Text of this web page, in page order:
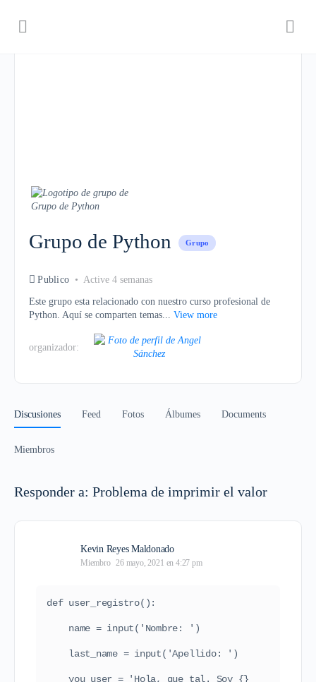
Grupo de Python Grupo
Publico Active 4 semanas
Este grupo esta relacionado con nuestro curso profesional de
Python. Aquí se comparten temas... View more
organizador:
Discusiones Feed Fotos Álbumes Documents
Miembros
Responder a: Problema de imprimir el valor
Kevin Reyes Maldonado
Miembro 26 mayo, 2021 en 4:27 pm
def user_registro():
    name = input('Nombre: ')
    last_name = input('Apellido: ')
    you_user = 'Hola, que tal. Soy {}